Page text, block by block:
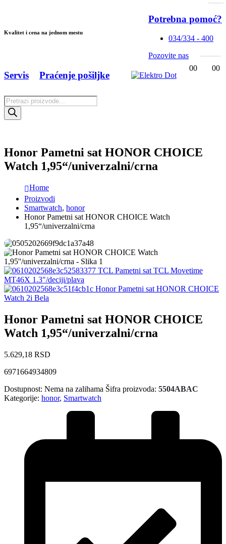
Kvalitet i cena na jednom mestu
Potrebna pomoć?
034/334 - 400
Pozovite nas
Products
search
Servis Praćenje pošiljke
00 00
Honor Pametni sat HONOR CHOICE
Watch 1,95“/univerzalni/crna
Home
Proizvodi
Smartwatch, honor
Honor Pametni sat HONOR CHOICE Watch
1,95“/univerzalni/crna
TCL Pametni sat TCL Movetime
MT46X 1.3″/deciji/plava
Honor Pametni sat HONOR CHOICE
Watch 2i Bela
Honor Pametni sat HONOR CHOICE
Watch 1,95“/univerzalni/crna
5.629,18 RSD
6971664934809
Dostupnost: Nema na zalihama Šifra proizvoda: 5504ABAC
Kategorije: honor, Smartwatch